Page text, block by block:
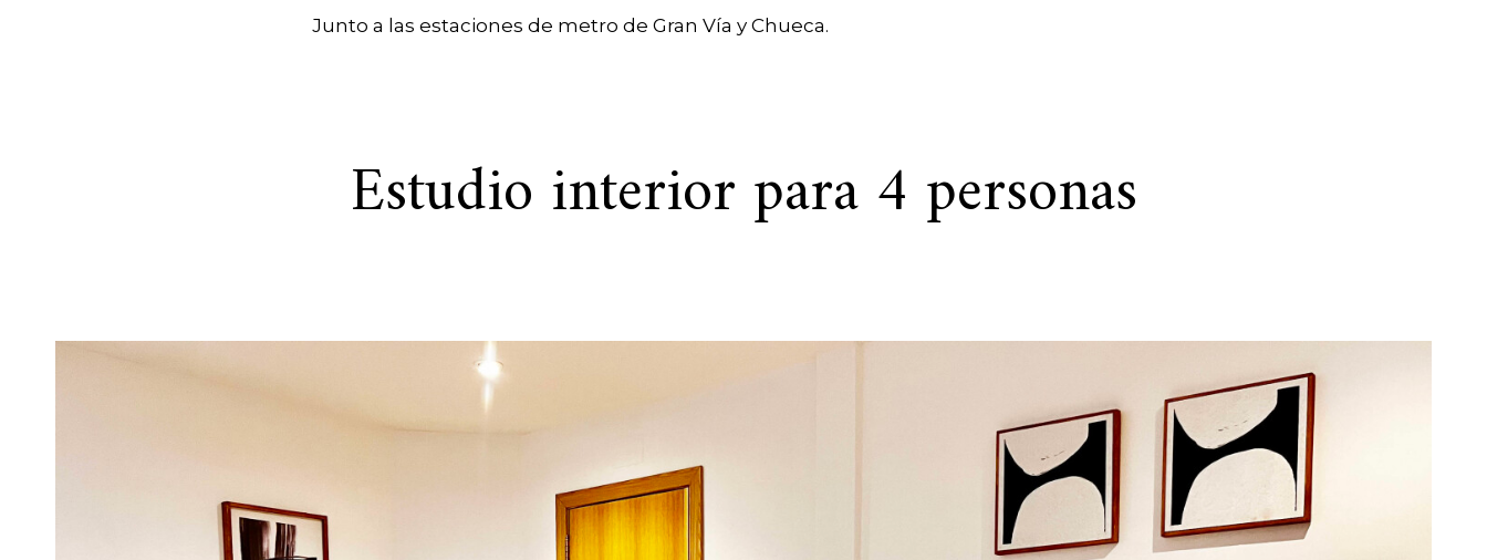
Junto a las estaciones de metro de Gran Vía y Chueca.
Estudio interior para 4 personas